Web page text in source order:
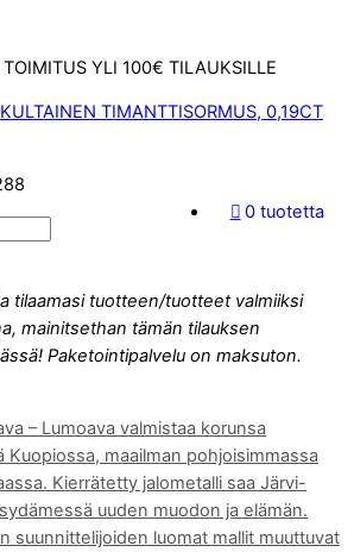
YLI 100€ TILAUKSILLE
0 tuotetta
tilaamasi tuotteen/tuotteet valmiiksi
mainitsethan tämän tilauksen
Paketointipalvelu on maksuton.
– Lumoava valmistaa korunsa
Kuopiossa, maailman pohjoisimmassa
Kierrätetty jalometalli saa Järvi-
uuden muodon ja elämän.
suunnittelijoiden luomat mallit muuttuvat